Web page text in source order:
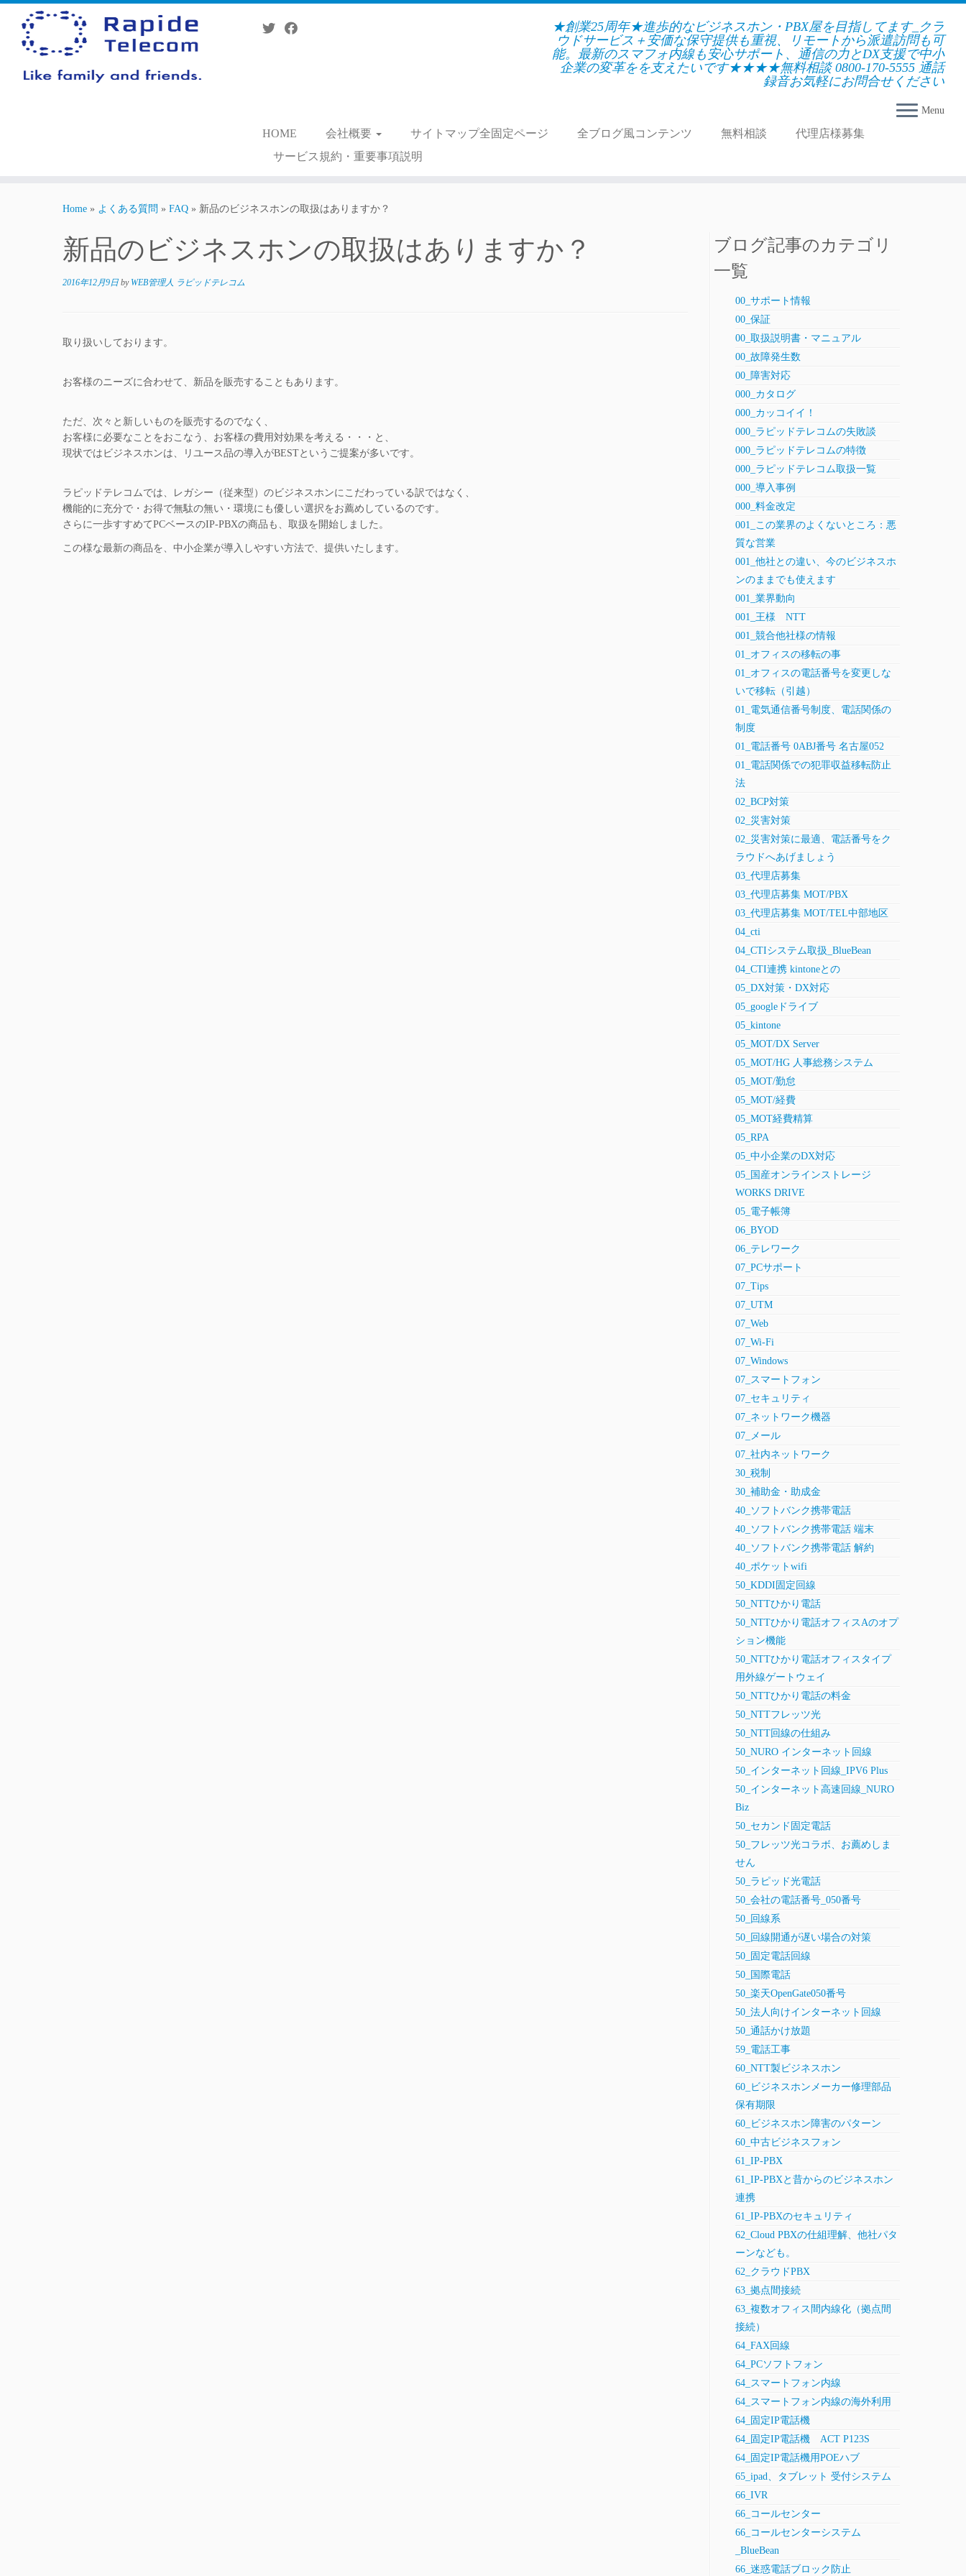
Skip
content
★創業25周年★進歩的なビジネスホン・PBX屋を目指してます_クラ
ウドサービス＋安価な保守提供も重視、リモートから派遣訪問も可
能。最新のスマフォ内線も安心サポート、通信の力とDX支援で中小
企業の変革をを支えたいです★★★★無料相談 0800-170-5555 通話
録音お気軽にお問合せください
Menu
HOME 会社概要 サイトマップ全固定ページ 全ブログ風コンテンツ 無料相談
代理店様募集
サービス規約・重要事項説明
Home » よくある質問 » FAQ » 新品のビジネスホンの取扱はありますか？
新品のビジネスホンの取扱はありますか？
2016年12月9日 by WEB管理人 ラピッドテレコム
取り扱いしております。
お客様のニーズに合わせて、新品を販売することもあります。
ただ、次々と新しいものを販売するのでなく、
お客様に必要なことをおこなう、お客様の費用対効果を考える・・・と、
現状ではビジネスホンは、リユース品の導入がBESTというご提案が多いです。
ラピッドテレコムでは、レガシー（従来型）のビジネスホンにこだわっている訳ではなく、
機能的に充分で・お得で無駄の無い・環境にも優しい選択をお薦めしているのです。
さらに一歩すすめてPCベースのIP-PBXの商品も、取扱を開始しました。
この様な最新の商品を、中小企業が導入しやすい方法で、提供いたします。
ブログ記事のカテゴリ
一覧
00_サポート情報
00_保証
00_取扱説明書・マニュアル
00_故障発生数
00_障害対応
000_カタログ
000_カッコイイ！
000_ラピッドテレコムの失敗談
000_ラピッドテレコムの特徴
000_ラピッドテレコム取扱一覧
000_導入事例
000_料金改定
001_この業界のよくないところ：悪
質な営業
001_他社との違い、今のビジネスホ
ンのままでも使えます
001_業界動向
001_王様 NTT
001_競合他社様の情報
01_オフィスの移転の事
01_オフィスの電話番号を変更しな
いで移転（引越）
01_電気通信番号制度、電話関係の
制度
01_電話番号 0ABJ番号 名古屋052
01_電話関係での犯罪収益移転防止
法
02_BCP対策
02_災害対策
02_災害対策に最適、電話番号をク
ラウドへあげましょう
03_代理店募集
03_代理店募集 MOT/PBX
03_代理店募集 MOT/TEL中部地区
04_cti
04_CTIシステム取扱_BlueBean
04_CTI連携 kintoneとの
05_DX対策・DX対応
05_googleドライブ
05_kintone
05_MOT/DX Server
05_MOT/HG 人事総務システム
05_MOT/勤怠
05_MOT/経費
05_MOT経費精算
05_RPA
05_中小企業のDX対応
05_国産オンラインストレージ
WORKS DRIVE
05_電子帳簿
06_BYOD
06_テレワーク
07_PCサポート
07_Tips
07_UTM
07_Web
07_Wi-Fi
07_Windows
07_スマートフォン
07_セキュリティ
07_ネットワーク機器
07_メール
07_社内ネットワーク
30_税制
30_補助金・助成金
40_ソフトバンク携帯電話
40_ソフトバンク携帯電話 端末
40_ソフトバンク携帯電話 解約
40_ポケットwifi
50_KDDI固定回線
50_NTTひかり電話
50_NTTひかり電話オフィスAのオプ
ション機能
50_NTTひかり電話オフィスタイプ
用外線ゲートウェイ
50_NTTひかり電話の料金
50_NTTフレッツ光
50_NTT回線の仕組み
50_NURO インターネット回線
50_インターネット回線_IPV6 Plus
50_インターネット高速回線_NURO
Biz
50_セカンド固定電話
50_フレッツ光コラボ、お薦めしま
せん
50_ラピッド光電話
50_会社の電話番号_050番号
50_回線系
50_回線開通が遅い場合の対策
50_固定電話回線
50_国際電話
50_楽天OpenGate050番号
50_法人向けインターネット回線
50_通話かけ放題
59_電話工事
60_NTT製ビジネスホン
60_ビジネスホンメーカー修理部品
保有期限
60_ビジネスホン障害のパターン
60_中古ビジネスフォン
61_IP-PBX
61_IP-PBXと昔からのビジネスホン
連携
61_IP-PBXのセキュリティ
62_Cloud PBXの仕組理解、他社パタ
ーンなども。
62_クラウドPBX
63_拠点間接続
63_複数オフィス間内線化（拠点間
接続）
64_FAX回線
64_PCソフトフォン
64_スマートフォン内線
64_スマートフォン内線の海外利用
64_固定IP電話機
64_固定IP電話機 ACT P123S
64_固定IP電話機用POEハブ
65_ipad、タブレット 受付システム
66_IVR
66_コールセンター
66_コールセンターシステム
_BlueBean
66_迷惑電話ブロック防止